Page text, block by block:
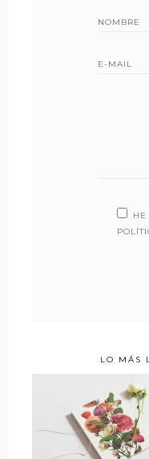
HE
LO MÁS